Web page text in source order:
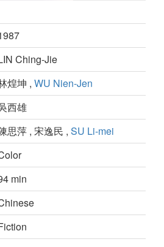
Ching-Jie
煌坤 , WU Nien-Jen
西雄
思萍 , 宋逸民 , SU Li-mei
min